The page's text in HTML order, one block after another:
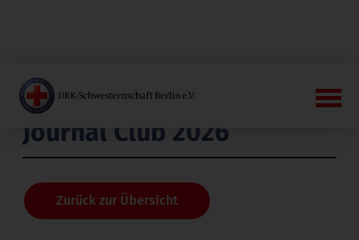
Journal Club 2026
Zurück zur Übersicht